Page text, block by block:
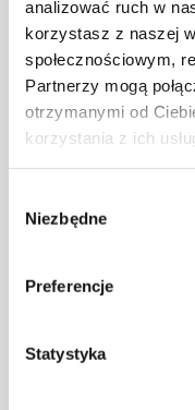
analizować ruch w
korzystasz z naszej
społecznościowym,
Partnerzy mogą
otrzymanymi od
korzystania z ich
zgody
Niezbędne
Preferencje
Statystyka
Certificates